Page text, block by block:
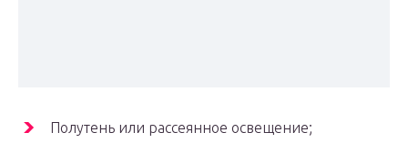
Полутень или рассеянное освещение;